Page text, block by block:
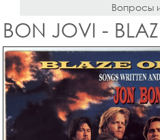
Вопросы
BON JOVI -